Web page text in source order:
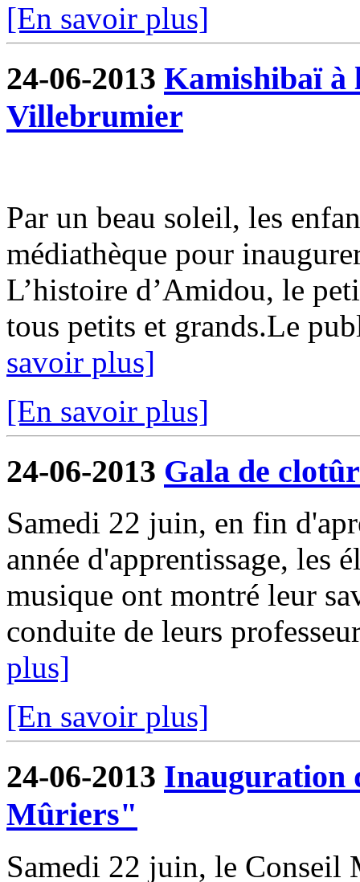
[En savoir plus]
24-06-2013 Kamishibaï à
Villebrumier
Par un beau soleil, les
médiathèque pour
L’histoire d’Amidou, le
tous petits et grands.Le
savoir plus]
[En savoir plus]
24-06-2013 Gala de
Samedi 22 juin, en fin
année d'apprentissage, les
musique ont montré leur
conduite de leurs
plus]
[En savoir plus]
24-06-2013 Inauguration
Mûriers"
Samedi 22 juin, le